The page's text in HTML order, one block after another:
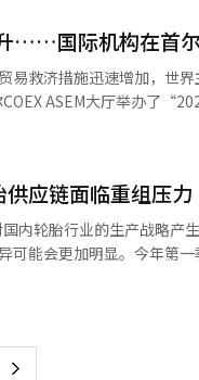
利润也实现了扭亏为盈。 东国
后，低价通用材料的供应
如Luxsteel和Appsteel的
头在短期内可能会持续
论了监测试图规避反倾销
出口企业自愿提高出口价
入的“定期反倾销审查制
通过第三国绕过进口的可
救济措施的有效性。贸易
，我们将彻底阻止进口环
。
……国际机构在首
易救济措施迅速增加，世
是全球唯一的贸易救济
销的措施、调查技术的提
销调查的启动数量从2022
略有减少。供应链不稳定
其核心
受到损害，并在必要时通
结构分散到多个
应链面临重组压力
内轮胎行业的生产战略产
可能会更加明显。今年第
份额的新变量。 15日，业内消息称
耐克森轮胎的实际负担可
下